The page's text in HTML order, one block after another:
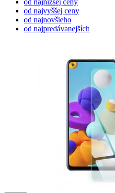
od najvyššej ceny
od najnovšieho
od najpredávanejších